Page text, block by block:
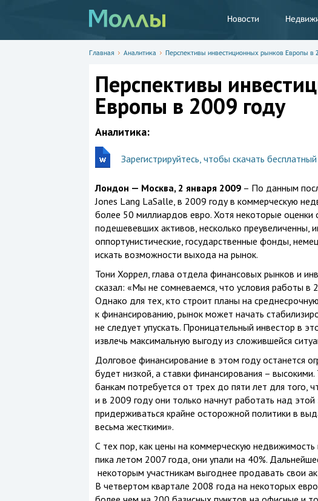
Новости
Главная Аналитика Перспективы инвестиционных рынков Европы в
Перспективы
Европы в 2009 году
Аналитика:
Зарегистрируйтесь, чтобы скачать
Лондон — Москва, 2 января 2009– По данным
Jones Lang LaSalle, в 2009 году в коммерческую
более 50 миллиардов евро. Хотя некоторые оценки
подешевевших активов, несколько преувеличенны,
оппортунистические, государственные фонды,
искать возможности выхода на рынок.
Тони Хоррел, глава отдела финансовых рынков и
сказал: «Мы не сомневаемся, что условия работы в
Однако для тех, кто строит планы на
к финансированию, рынок может начать
не следует упускать. Проницательный инвестор в
извлечь максимальную выгоду из сложившейся
Долговое финансирование в этом году останется
будет низкой, а ставки финансирования –
банкам потребуется от трех до пяти лет для того,
и в 2009 году они только начнут работать над этой
придерживаться крайне осторожной политики в
весьма жесткими».
С тех пор, как цены на коммерческую
пика летом 2007 года, они упали на 40%.
некоторым участникам выгоднее продавать свои
В четвертом квартале 2008 года на некоторых